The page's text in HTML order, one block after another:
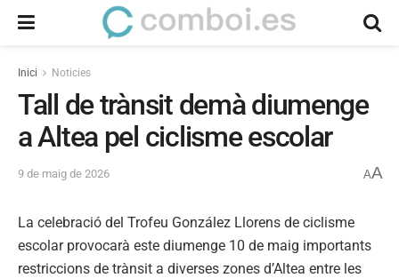
Inici Noticies
Tall de trànsit demà diumenge
a Altea pel ciclisme escolar
9 de maig de 2026 AA
La celebració del Trofeu González Llorens de ciclisme
escolar provocarà este diumenge 10 de maig importants
restriccions de trànsit a diverses zones d’Altea entre les